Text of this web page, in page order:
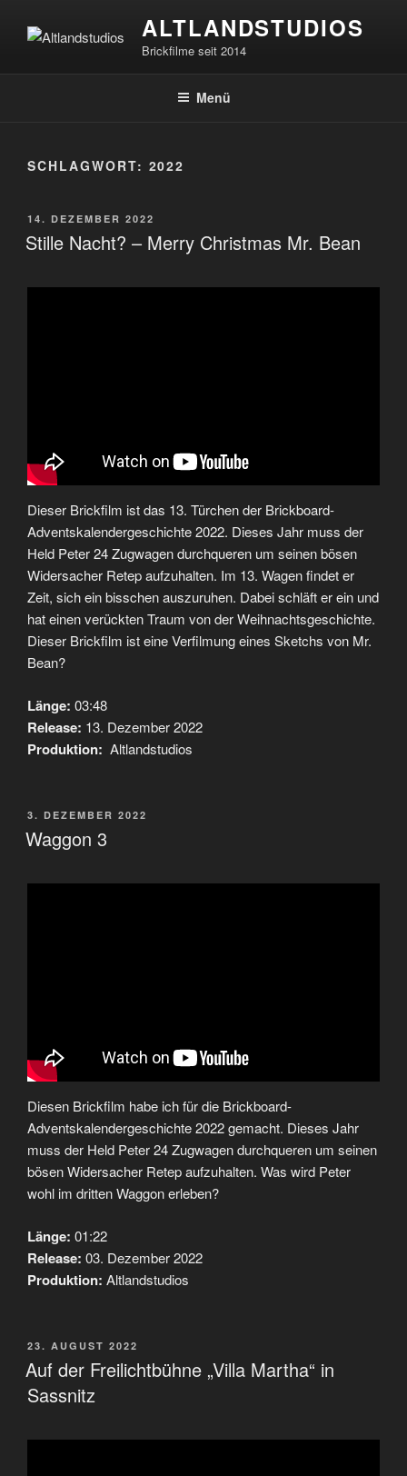
Inhalt
ALTLANDSTUDIOS
Brickfilme seit 2014
Menü
SCHLAGWORT: 2022
VERÖFFENTLICHT
AM
14. DEZEMBER 2022
Stille Nacht? – Merry Christmas Mr. Bean
Dieser Brickfilm ist das 13. Türchen der Brickboard-
Adventskalendergeschichte 2022. Dieses Jahr muss der
Held Peter 24 Zugwagen durchqueren um seinen bösen
Widersacher Retep aufzuhalten. Im 13. Wagen findet er
Zeit, sich ein bisschen auszuruhen. Dabei schläft er ein und
hat einen verückten Traum von der Weihnachtsgeschichte.
Dieser Brickfilm ist eine Verfilmung eines Sketchs von Mr.
Bean?
Länge: 03:48
Release: 13. Dezember 2022
Produktion: Altlandstudios
VERÖFFENTLICHT
AM
3. DEZEMBER 2022
Waggon 3
Diesen Brickfilm habe ich für die Brickboard-
Adventskalendergeschichte 2022 gemacht. Dieses Jahr
muss der Held Peter 24 Zugwagen durchqueren um seinen
bösen Widersacher Retep aufzuhalten. Was wird Peter
wohl im dritten Waggon erleben?
Länge: 01:22
Release: 03. Dezember 2022
Produktion: Altlandstudios
VERÖFFENTLICHT
AM
23. AUGUST 2022
Auf der Freilichtbühne „Villa Martha“ in
Sassnitz